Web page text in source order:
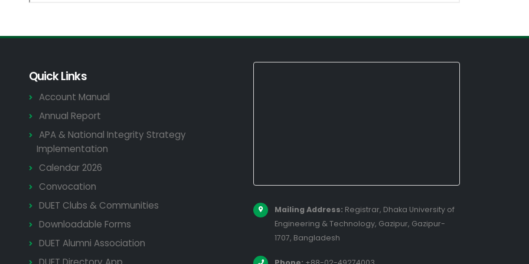
Quick Links
Account Manual
Annual Report
APA & National Integrity Strategy
Implementation
Calendar 2026
Convocation
DUET Clubs & Communities
Downloadable Forms
DUET Alumni Association
Mailing Address: Registrar, Dhaka University of
Engineering & Technology, Gazipur, Gazipur-
1707, Bangladesh